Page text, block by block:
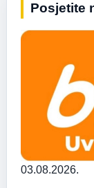
Posjetite
03.08.2026.